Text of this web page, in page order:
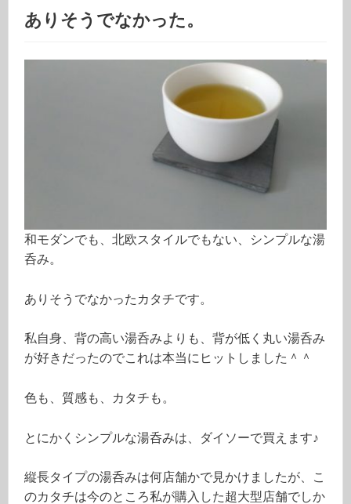
ありそうでなかった。
和モダンでも、北欧スタイルでもない、シンプルな湯
呑み。
ありそうでなかったカタチです。
私自身、背の高い湯呑みよりも、背が低く丸い湯呑み
が好きだったのでこれは本当にヒットしました＾＾
色も、質感も、カタチも。
とにかくシンプルな湯呑みは、ダイソーで買えます♪
縦長タイプの湯呑みは何店舗かで見かけましたが、こ
のカタチは今のところ私が購入した超大型店舗でしか